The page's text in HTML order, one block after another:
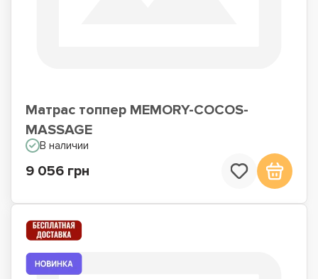
Матрас топпер MEMORY-COCOS-
MASSAGE
В наличии
9 056 грн